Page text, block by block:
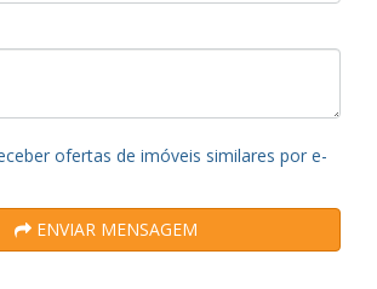
ofertas de imóveis similares por e-
ENVIAR MENSAGEM